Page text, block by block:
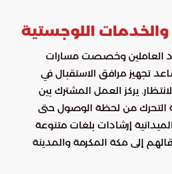
والخدمات اللوجستية
العاملين وخصصت مسارات
تجهيز مرافق الاستقبال في
يركز العمل المشترك بين
من لحظة الوصول حتى
إرشادات بلغات متنوعة
إلى مكة المكرمة والمدينة